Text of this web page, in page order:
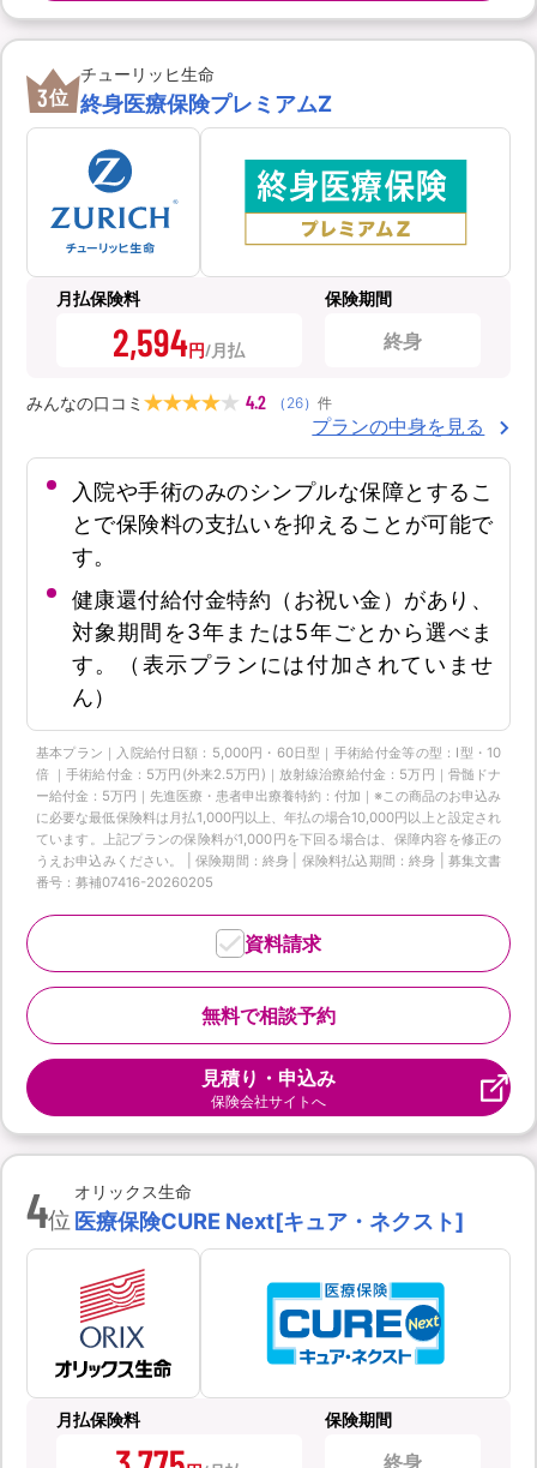
3位
チューリッヒ生命
終身医療保険プレミアムZ
月払保険料
2,594円
保険期間
終身
みんなの口コミ 4.2 （ 26） 件
プランの中身を見る
入院や手術のみのシンプルな保障とするこ
とで保険料の支払いを抑えることが可能で
す。
健康還付給付金特約（お祝い金）があり、
対象期間を3年または5年ごとから選べま
す。（表示プランには付加されていませ
ん）
基本プラン｜入院給付日額：5,000円・60日型｜手術給付金等の型：Ⅰ型・10
倍 ｜手術給付金：5万円(外来2.5万円)｜放射線治療給付金：5万円｜骨髄ドナ
ー給付金：5万円｜先進医療・患者申出療養特約：付加｜※この商品のお申込み
に必要な最低保険料は月払1,000円以上、年払の場合10,000円以上と設定され
ています。上記プランの保険料が1,000円を下回る場合は、保障内容を修正の
うえお申込みください。 | 保険期間：終身 | 保険料払込期間：終身 | 募集文書
番号：募補07416-20260205
無料で相談予約
資料請求
見積り・申込み
保険会社サイトへ
4位
オリックス生命
医療保険CURE Next[キュア・ネクスト]
月払保険料 保険期間
終身